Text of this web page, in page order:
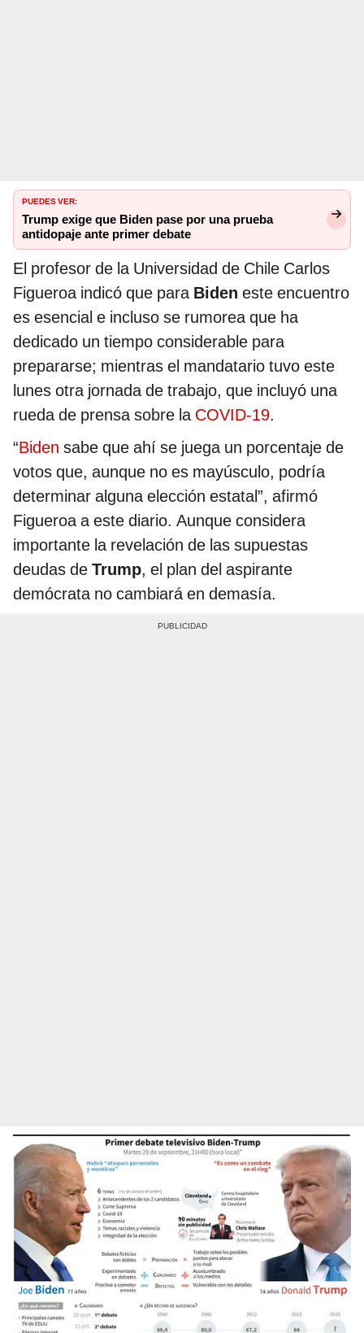
PUEDES VER:
Trump exige que Biden pase por una prueba
antidopaje ante primer debate
El profesor de la Universidad de Chile Carlos
Figueroa indicó que paraBiden este encuentro
es esencial e incluso se rumorea que ha
dedicado un tiempo considerable para
prepararse; mientras el mandatario tuvo este
lunes otra jornada de trabajo, que incluyó una
rueda de prensa sobre la COVID-19.
“Biden sabe que ahí se juega un porcentaje de
votos que, aunque no es mayúsculo, podría
determinar alguna elección estatal”, afirmó
Figueroa a este diario. Aunque considera
importante la revelación de las supuestas
deudas de Trump, el plan del aspirante
demócrata no cambiará en demasía.